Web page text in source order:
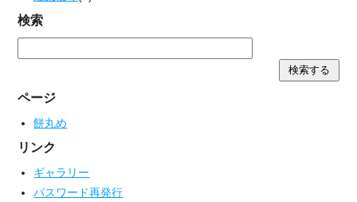
検索
ページ
餅丸め
リンク
ギャラリー
パスワード再発行